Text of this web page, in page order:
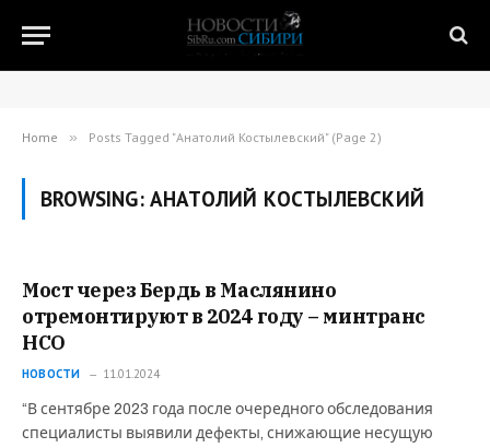
Home » Posts Tagged "Анатолий Костылевский" (Page 2)
BROWSING: АНАТОЛИЙ КОСТЫЛЕВСКИЙ
Мост через Бердь в Маслянино
отремонтируют в 2024 году – минтранс
НСО
НОВОСТИ 11.01.2024
“В сентябре 2023 года после очередного обследования
специалисты выявили дефекты, снижающие несущую